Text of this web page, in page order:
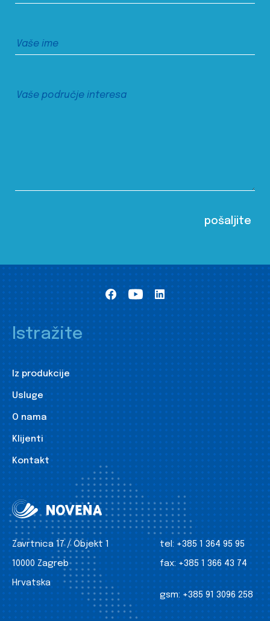
Istražite
Iz produkcije
Usluge
O nama
Klijenti
Kontakt
Zavrtnica 17 / Objekt 1
10000 Zagreb
Hrvatska
tel: +385 1 364 95 95
fax: +385 1 366 43 74
gsm: +385 91 3096 258